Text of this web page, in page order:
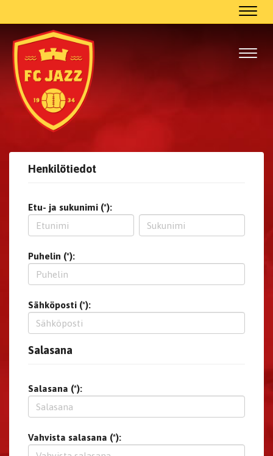
Henkilötiedot
Etu- ja sukunimi (*):
Puhelin (*):
Sähköposti (*):
Salasana
Salasana (*):
Vahvista salasana (*):